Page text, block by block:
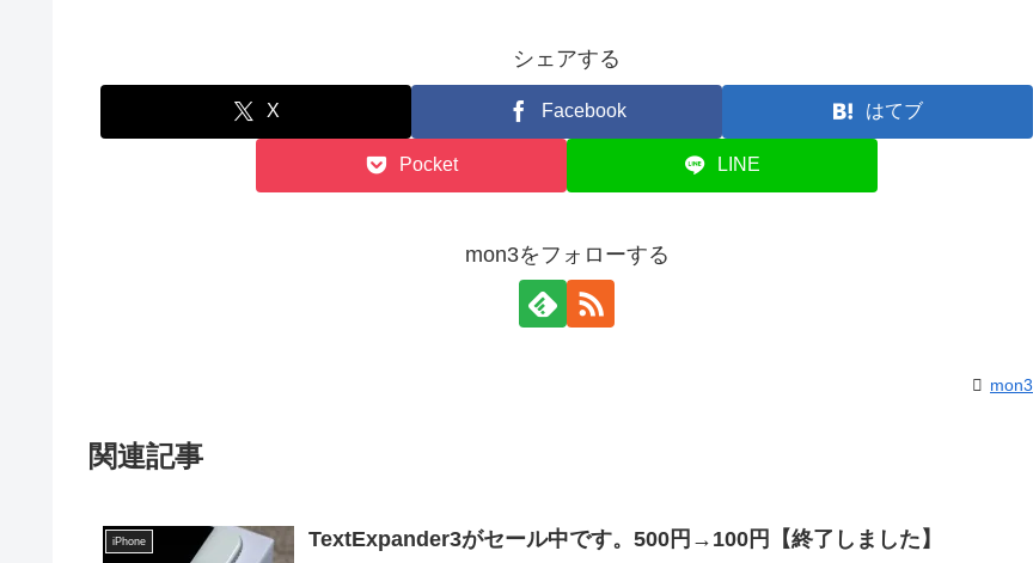
シェアする
X Facebook はてブ
Pocket LINE
mon3をフォローする
mon3
関連記事
iPhone TextExpander3がセール中です。500円→100円【終了しました】